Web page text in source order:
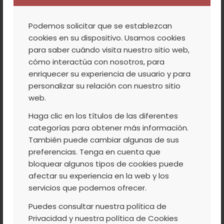
Podemos solicitar que se establezcan
cookies en su dispositivo. Usamos cookies
para saber cuándo visita nuestro sitio web,
cómo interactúa con nosotros, para
enriquecer su experiencia de usuario y para
personalizar su relación con nuestro sitio
web.
Haga clic en los títulos de las diferentes
categorías para obtener más información.
También puede cambiar algunas de sus
preferencias. Tenga en cuenta que
bloquear algunos tipos de cookies puede
afectar su experiencia en la web y los
servicios que podemos ofrecer.
Puedes consultar nuestra política de
Privacidad y nuestra política de Cookies
Cookies propias: son aquéllas que se
desde un equipo o dominio gestionado
por el propio editor y desde el que se
presta el servicio solicitado por el
usuario.
Cookies de terceros: son aquéllas que
desde un equipo o dominio que no es
gestionado por el editor, sino por otra
entidad que trata los datos obtenidos
través de las cookies.
Según elplazo de tiempopermanecen
Cookies de sesión: mantienen al